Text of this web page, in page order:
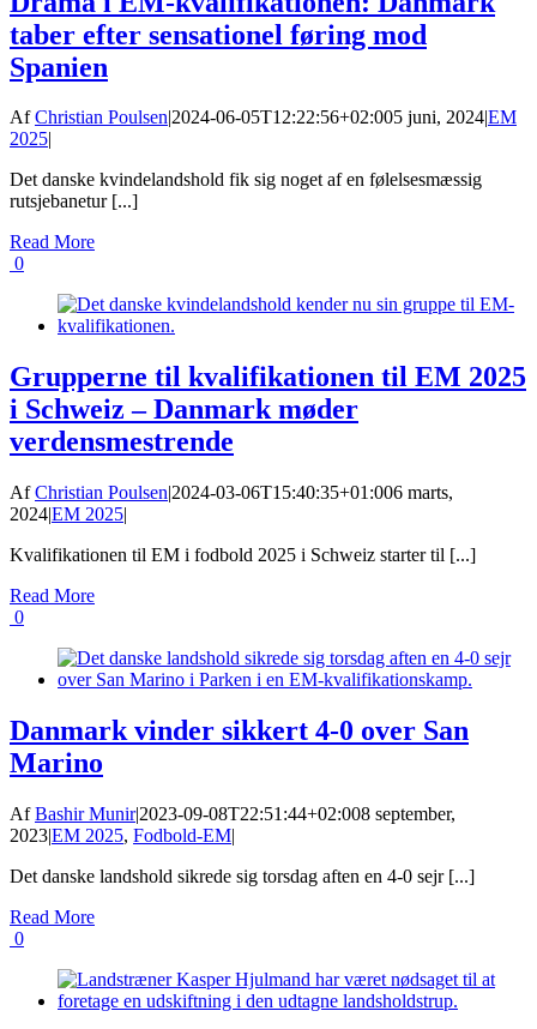
taber efter sensationel føring mod
Spanien
AfChristian Poulsen|2024-06-05T12:22:56+02:005 juni, 2024|EM
2025|
Det danske kvindelandshold fik sig noget af en følelsesmæssig
rutsjebanetur [...]
Read More
0
Grupperne til kvalifikationen til EM 2025
i Schweiz – Danmark møder
verdensmestrende
AfChristian Poulsen|2024-03-06T15:40:35+01:006 marts,
2024|EM 2025|
Kvalifikationen til EM i fodbold 2025 i Schweiz starter til [...]
Read More
0
Danmark vinder sikkert 4-0 over San
Marino
AfBashir Munir|2023-09-08T22:51:44+02:008 september,
2023|EM 2025, Fodbold-EM|
Det danske landshold sikrede sig torsdag aften en 4-0 sejr [...]
Read More
0